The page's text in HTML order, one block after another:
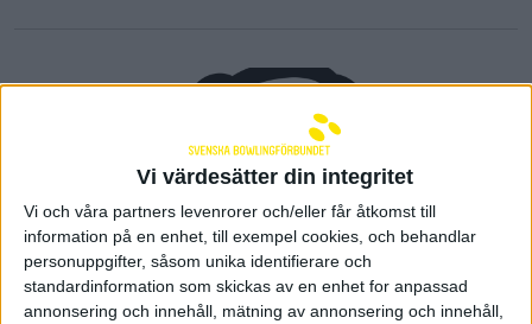
Vi värdesätter din integritet
Vi och våra partners levenrorer och/eller får åtkomst till
information på en enhet, till exempel cookies, och behandlar
personuppgifter, såsom unika identifierare och
standardinformation som skickas av en enhet for anpassad
annonsering och innehåll, mätning av annonsering och innehåll,